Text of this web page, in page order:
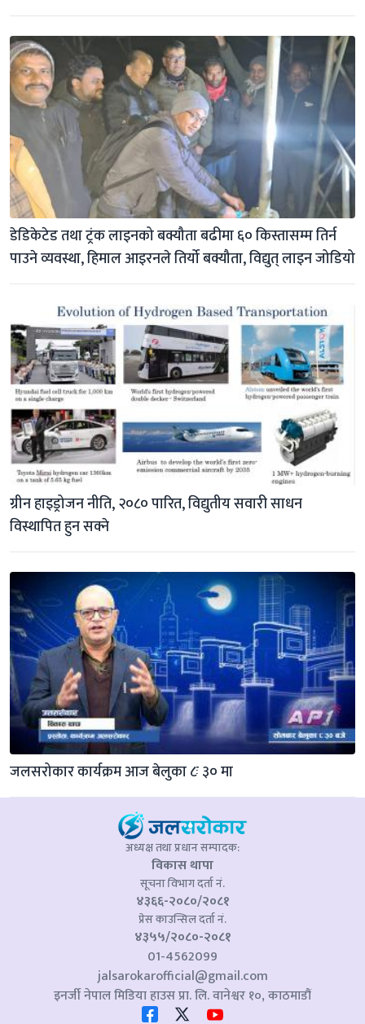
डेडिकेटेड तथा ट्रंक लाइनको बक्यौता बढीमा ६० किस्तासम्म तिर्न
पाउने व्यवस्था, हिमाल आइरनले तिर्यो बक्यौता, विद्युत् लाइन जोडियो
ग्रीन हाइड्रोजन नीति, २०८० पारित, विद्युतीय सवारी साधन
विस्थापित हुन सक्ने
जलसरोकार कार्यक्रम आज बेलुका ८ः ३० मा
अध्यक्ष तथा प्रधान सम्पादक:
विकास थापा
सूचना विभाग दर्ता नं.
४३६६-२०८०/२०८१
प्रेस काउन्सिल दर्ता नं.
४३५५/२०८०-२०८१
01-4562099
jalsarokarofficial@gmail.com
इनर्जी नेपाल मिडिया हाउस प्रा. लि. वानेश्वर १०, काठमाडौं